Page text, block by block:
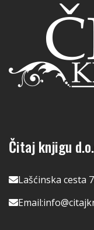
Čitaj knjigu
Lašćinska cesta
Email: